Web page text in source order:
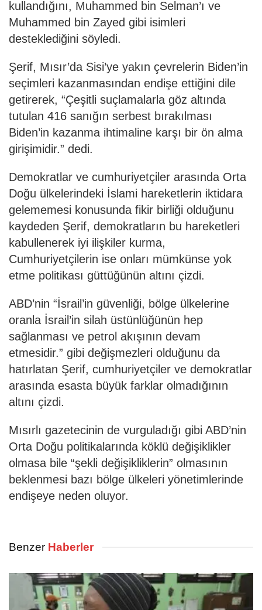
kullandığını, Muhammed bin Selman’ı ve
Muhammed bin Zayed gibi isimleri
desteklediğini söyledi.
Şerif, Mısır’da Sisi’ye yakın çevrelerin Biden’in
seçimleri kazanmasından endişe ettiğini dile
getirerek, “Çeşitli suçlamalarla göz altında
tutulan 416 sanığın serbest bırakılması
Biden’in kazanma ihtimaline karşı bir ön alma
girişimidir.” dedi.
Demokratlar ve cumhuriyetçiler arasında Orta
Doğu ülkelerindeki İslami hareketlerin iktidara
gelememesi konusunda fikir birliği olduğunu
kaydeden Şerif, demokratların bu hareketleri
kabullenerek iyi ilişkiler kurma,
Cumhuriyetçilerin ise onları mümkünse yok
etme politikası güttüğünün altını çizdi.
ABD’nin “İsrail’in güvenliği, bölge ülkelerine
oranla İsrail’in silah üstünlüğünün hep
sağlanması ve petrol akışının devam
etmesidir.” gibi değişmezleri olduğunu da
hatırlatan Şerif, cumhuriyetçiler ve demokratlar
arasında esasta büyük farklar olmadığının
altını çizdi.
Mısırlı gazetecinin de vurguladığı gibi ABD’nin
Orta Doğu politikalarında köklü değişiklikler
olmasa bile “şekli değişikliklerin” olmasının
beklenmesi bazı bölge ülkeleri yönetimlerinde
endişeye neden oluyor.
Benzer Haberler